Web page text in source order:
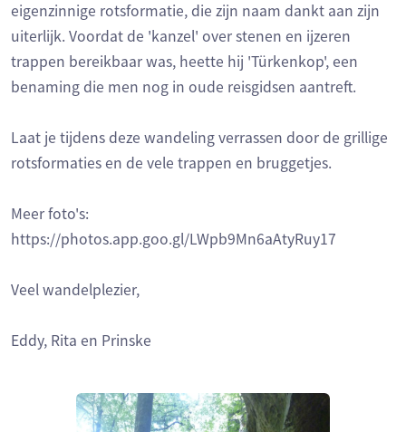
eigenzinnige rotsformatie, die zijn naam dankt aan zijn
uiterlijk. Voordat de 'kanzel' over stenen en ijzeren
trappen bereikbaar was, heette hij 'Türkenkop', een
benaming die men nog in oude reisgidsen aantreft.
Laat je tijdens deze wandeling verrassen door de grillige
rotsformaties en de vele trappen en bruggetjes.
Meer foto's:
https://photos.app.goo.gl/LWpb9Mn6aAtyRuy17
Veel wandelplezier,
Eddy, Rita en Prinske